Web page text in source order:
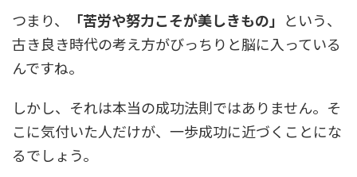
つまり、
「苦労や努力こそが美しきもの」 という、
古き良き時代の考え方がびっちりと脳に入っている
んですね。
しかし、それは本当の成功法則ではありません。そ
こに気付いた人だけが、一歩成功に近づくことにな
るでしょう。